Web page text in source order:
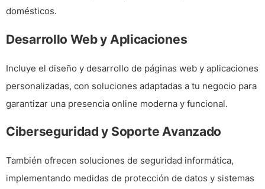
domésticos.
Desarrollo Web y Aplicaciones
Incluye el diseño y desarrollo de páginas web y aplicaciones
personalizadas, con soluciones adaptadas a tu negocio para
garantizar una presencia online moderna y funcional.
Ciberseguridad y Soporte Avanzado
También ofrecen soluciones de seguridad informática,
implementando medidas de protección de datos y sistemas